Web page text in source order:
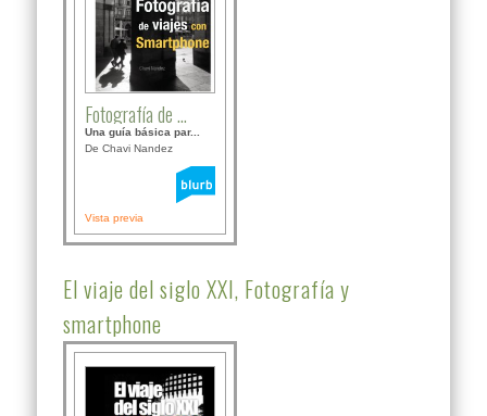
Fotografía de ...
Una guía básica par...
De Chavi Nandez
Vista previa
El viaje del siglo XXI, Fotografía y
smartphone